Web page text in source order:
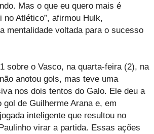
Mas o que eu quero mais é
no Atlético”, afirmou Hulk,
mentalidade voltada para o sucesso
sobre o Vasco, na quarta-feira (2), na
anotou gols, mas teve uma
nos dois tentos do Galo. Ele deu a
de Guilherme Arana e, em
inteligente que resultou no
virar a partida. Essas ações